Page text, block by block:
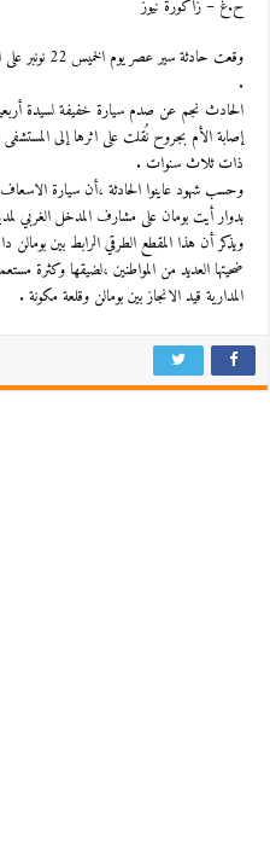
ح.غ – زاكورة نيوز
.
الحادث نجم عن صدم سيارة خفيفة لسيدة
إصابة الأم بجروح نُقلت على اثرها إلى المستشفى
ذات ثلاث سنوات .
وحسب شهود عاينوا الحادثة ،أن سيارة
بدوار أيت بومان على مشارف المدخل الغربي
ويذكر أن هذا المقطع الطرقي الرابط بين
ضحيتها العديد من المواطنين ،لضيقها وكثرة
المدارية قيد الانجاز بين بومالن وقلعة مكونة .